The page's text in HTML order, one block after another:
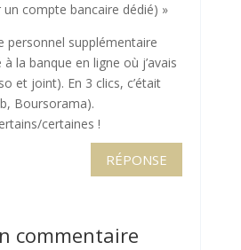
compte bancaire dédié) »
personnel supplémentaire
la banque en ligne où j’avais
et joint). En 3 clics, c’était
Boursorama).
certaines !
RÉPONSE
commentaire